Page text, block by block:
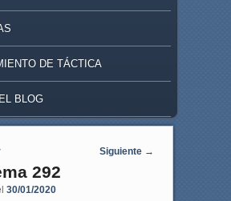
DE TÁCTICA
BLOG
de entradas Siguiente →
292
30/01/2020